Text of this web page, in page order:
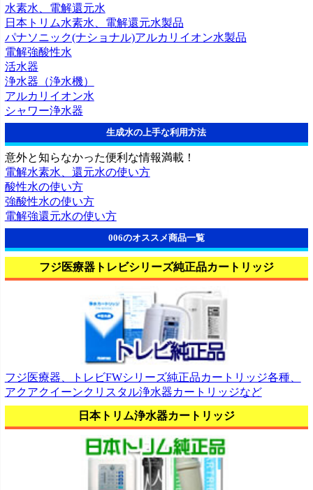
水素水、電解還元水
日本トリム水素水、電解還元水製品
パナソニック(ナショナル)アルカリイオン水製品
電解強酸性水
活水器
浄水器（浄水機）
アルカリイオン水
シャワー浄水器
生成水の上手な利用方法
意外と知らなかった便利な情報満載！
電解水素水、還元水の使い方
酸性水の使い方
強酸性水の使い方
電解強還元水の使い方
006のオススメ商品一覧
フジ医療器トレビシリーズ純正品カートリッジ
フジ医療器、トレビFWシリーズ純正品カートリッジ各種、
アクアクイーンクリスタル浄水器カートリッジなど
日本トリム浄水器カートリッジ